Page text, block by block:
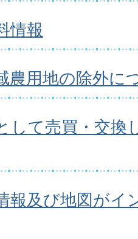
情報
農用地の除外に
して売買・交換
報及び地図がイ